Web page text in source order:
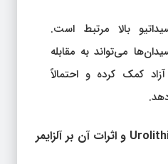
بالا مرتبط است.
می‌تواند به مقابله
کمک کرده و احتمالاً